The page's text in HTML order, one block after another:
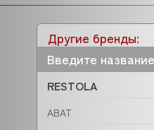
Другие бренды:
RESTOLA
ABAT